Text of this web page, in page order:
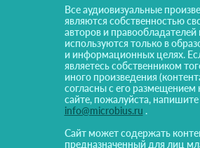
Все аудиовизуальные
являются собственностью
авторов и правообладателей
используются только в
и информационных целях.
являетесь собственником
иного произведения
согласны с его
сайте, пожалуйста, напишите
info@microbius.ru .
Сайт может содержать
предназначенный для лиц